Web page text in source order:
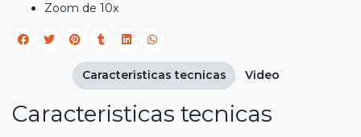
Zoom de 10x
Caracteristicas tecnicas
Caracteristicas tecnicas Video